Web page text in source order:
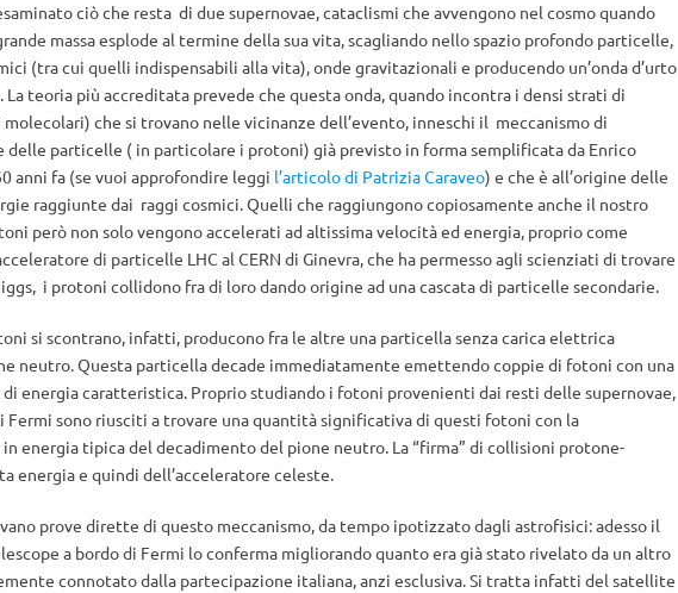
ciò che resta di due supernovae, cataclismi che avvengono nel cosmo quando
massa esplode al termine della sua vita, scagliando nello spazio profondo particelle,
(tra cui quelli indispensabili alla vita), onde gravitazionali e producendo un’onda d’urto
La teoria più accreditata prevede che questa onda, quando incontra i densi strati di
che si trovano nelle vicinanze dell’evento, inneschi il meccanismo di
delle particelle ( in particolare i protoni) già previsto in forma semplificata da Enrico
anni fa (se vuoi approfondire leggi l’articolo di Patrizia Caraveo) e che è all’origine delle
raggiunte dai raggi cosmici. Quelli che raggiungono copiosamente anche il nostro
però non solo vengono accelerati ad altissima velocità ed energia, proprio come
di particelle LHC al CERN di Ginevra, che ha permesso agli scienziati di trovare
i protoni collidono fra di loro dando origine ad una cascata di particelle secondarie.
si scontrano, infatti, producono fra le altre una particella senza carica elettrica
neutro. Questa particella decade immediatamente emettendo coppie di fotoni con una
energia caratteristica. Proprio studiando i fotoni provenienti dai resti delle supernovae,
Fermi sono riusciti a trovare una quantità significativa di questi fotoni con la
energia tipica del decadimento del pione neutro. La “firma” di collisioni protone-
energia e quindi dell’acceleratore celeste.
prove dirette di questo meccanismo, da tempo ipotizzato dagli astrofisici: adesso il
a bordo di Fermi lo conferma migliorando quanto era già stato rivelato da un altro
connotato dalla partecipazione italiana, anzi esclusiva. Si tratta infatti del satellite